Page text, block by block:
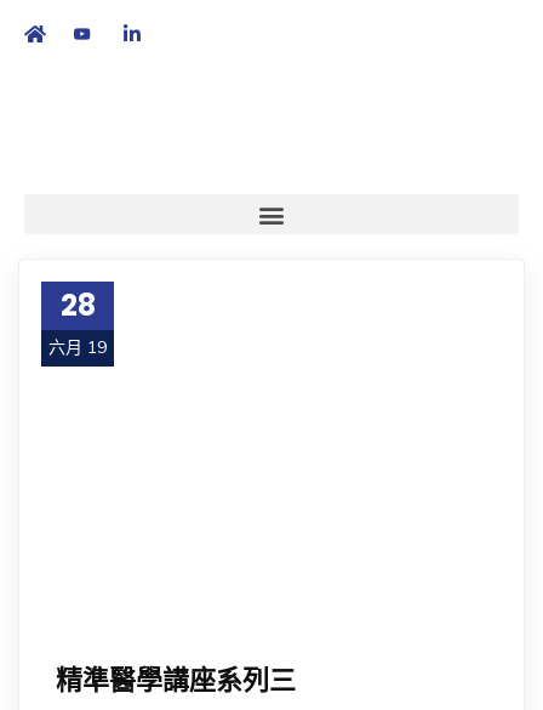
28
六月 19
精準醫學講座系列三